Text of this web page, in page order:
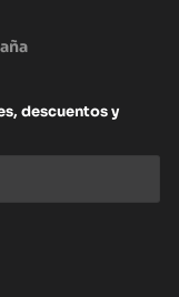
descuentos y